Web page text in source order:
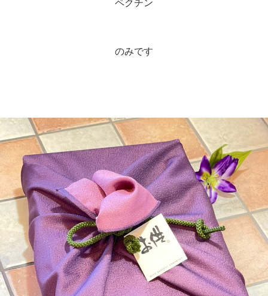
ペクチン
のみです